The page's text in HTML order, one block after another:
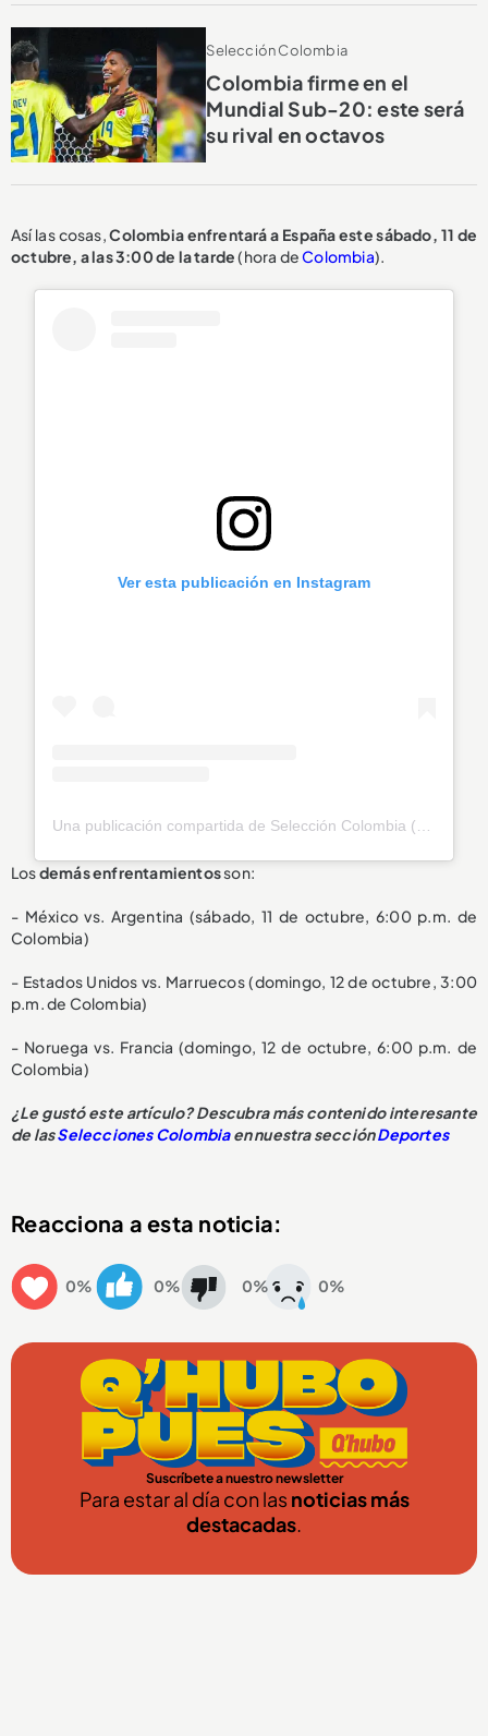
Selección Colombia
Colombia firme en el
Mundial Sub-20: este será
su rival en octavos
Así las cosas,Colombia enfrentará a España este sábado, 11 de
octubre, a las 3:00 de la tarde(hora deColombia).
Ver esta publicación en Instagram
Losdemás enfrentamientosson:
- México vs. Argentina (sábado, 11 de octubre, 6:00 p.m. de
Colombia)
- Estados Unidos vs. Marruecos (domingo, 12 de octubre, 3:00
p.m. de Colombia)
- Noruega vs. Francia (domingo, 12 de octubre, 6:00 p.m. de
Colombia)
¿Le gustó este artículo? Descubra más contenido interesante
de lasSelecciones Colombiaen nuestra secciónDeportes
Reacciona a esta noticia:
0% 0% 0% 0%
Suscríbete a nuestro newsletter
Para estar al día con lasnoticias más
destacadas.